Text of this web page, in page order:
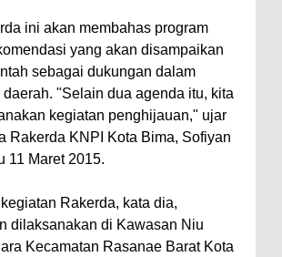
Inggris, Polres Bima Pererat
Silaturahmi dengan Masyarakat
Antusiasnya Warga dan Polisi
Nobar Bareng Laga Prancis vs
Spanyol di Mapolres Bima
Wali Kota Bima Tinjau Finalisasi
Pastikan Pemindahan Layanan
Berjalan Bertahap
ini akan membahas program
yang akan disampaikan
sebagai dukungan dalam
daerah. "Selain dua agenda itu, kita
kegiatan penghijauan," ujar
Rakerda KNPI Kota Bima, Sofiyan
11 Maret 2015.
Rakerda, kata dia,
dilaksanakan di Kawasan Niu
Kecamatan Rasanae Barat Kota